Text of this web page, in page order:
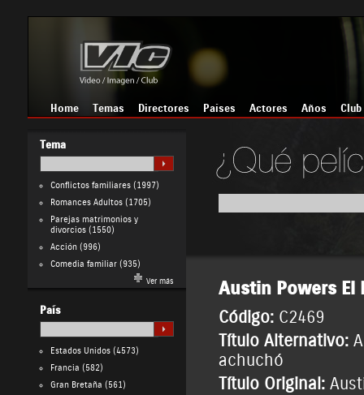
Home Temas Directores Países Actores Años Club
Tema
Conflictos familiares(1997)
Romances Adultos(1705)
Parejas matrimonios y
divorcios(1550)
Acción(996)
Comedia familiar(935)
Ver más
País
Estados Unidos(4573)
Francia (582)
Gran Bretaña (561)
Austin Powers El
Código: C2469
Título Alternativo:
achuchó
Título Original: